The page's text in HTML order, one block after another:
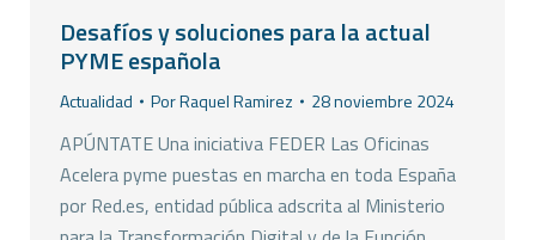
Desafíos y soluciones para la actual
PYME española
Actualidad PorRaquel Ramirez 28 noviembre 2024
APÚNTATE Una iniciativa FEDER Las Oficinas
Acelera pyme puestas en marcha en toda España
por Red.es, entidad pública adscrita al Ministerio